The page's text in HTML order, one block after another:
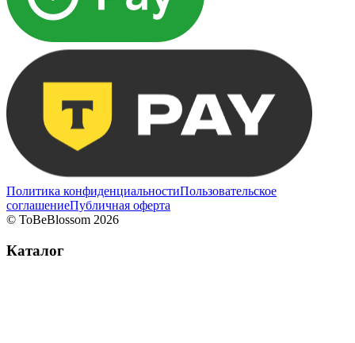
Политика конфиденциальностиПользовательское
соглашениеПубличная оферта
© ToBeBlossom 2026
Каталог